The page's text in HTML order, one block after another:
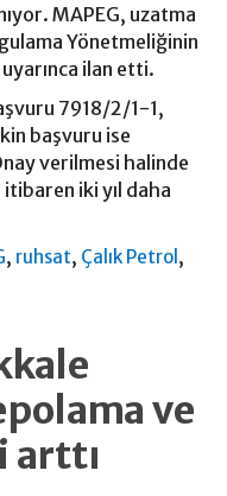
MAPEG, uzatma
Yönetmeliğinin
ilan etti.
7918/2/1-1,
başvuru ise
verilmesi halinde
iki yıl daha
, ruhsat, Çalık Petrol ,
ve
arttı